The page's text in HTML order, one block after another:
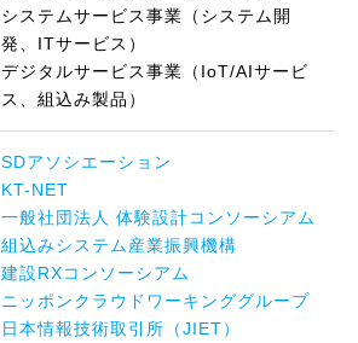
システムサービス事業（システム開
発、ITサービス）
デジタルサービス事業（IoT/AIサービ
ス、組込み製品）
SDアソシエーション
KT-NET
一般社団法人 体験設計コンソーシアム
組込みシステム産業振興機構
建設RXコンソーシアム
ニッポンクラウドワーキンググループ
日本情報技術取引所（JIET）